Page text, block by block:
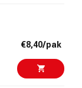
€309,00/kpl
€8,40/pak